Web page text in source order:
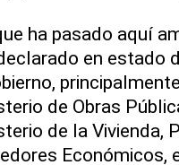
ha pasado aquí
en estado
de Obras
de la Vivienda,
Económicos,